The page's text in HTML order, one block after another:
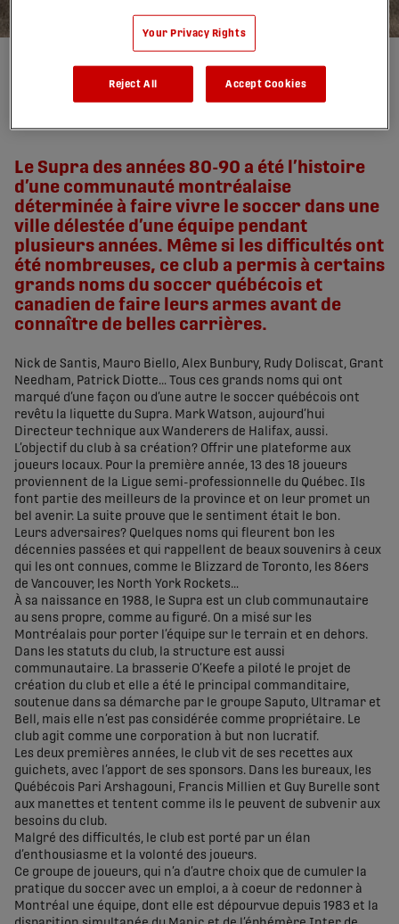
Quentin Parisis
share-facebook
share-xshare-whatsapp
share-copy-link
Le Supra des années 80-90 a été l’histoire
d’une communauté montréalaise
déterminée à faire vivre le soccer dans une
ville délestée d’une équipe pendant
plusieurs années. Même si les difficultés ont
été nombreuses, ce club a permis à certains
grands noms du soccer québécois et
canadien de faire leurs armes avant de
connaître de belles carrières.
Nick de Santis, Mauro Biello, Alex Bunbury, Rudy Doliscat, Grant
Needham, Patrick Diotte… Tous ces grands noms qui ont
marqué d’une façon ou d’une autre le soccer québécois ont
revêtu la liquette du Supra. Mark Watson, aujourd’hui
Directeur technique aux Wanderers de Halifax, aussi.
L’objectif du club à sa création? Offrir une plateforme aux
joueurs locaux. Pour la première année, 13 des 18 joueurs
proviennent de la Ligue semi-professionnelle du Québec. Ils
font partie des meilleurs de la province et on leur promet un
bel avenir. La suite prouve que le sentiment était le bon.
Leurs adversaires? Quelques noms qui fleurent bon les
décennies passées et qui rappellent de beaux souvenirs à ceux
qui les ont connues, comme le Blizzard de Toronto, les 86ers
de Vancouver, les North York Rockets…
À sa naissance en 1988, le Supra est un club communautaire
au sens propre, comme au figuré. On a misé sur les
Montréalais pour porter l’équipe sur le terrain et en dehors.
Dans les statuts du club, la structure est aussi
communautaire. La brasserie O’Keefe a piloté le projet de
création du club et elle a été le principal commanditaire,
soutenue dans sa démarche par le groupe Saputo, Ultramar et
Bell, mais elle n’est pas considérée comme propriétaire. Le
club agit comme une corporation à but non lucratif.
Les deux premières années, le club vit de ses recettes aux
guichets, avec l’apport de ses sponsors. Dans les bureaux, les
Québécois Pari Arshagouni, Francis Millien et Guy Burelle sont
aux manettes et tentent comme ils le peuvent de subvenir aux
besoins du club.
Malgré des difficultés, le club est porté par un élan
d’enthousiasme et la volonté des joueurs.
Ce groupe de joueurs, qui n’a d’autre choix que de cumuler la
pratique du soccer avec un emploi, a à coeur de redonner à
Montréal une équipe, dont elle est dépourvue depuis 1983 et la
Your Privacy Rights
Reject All Accept Cookies